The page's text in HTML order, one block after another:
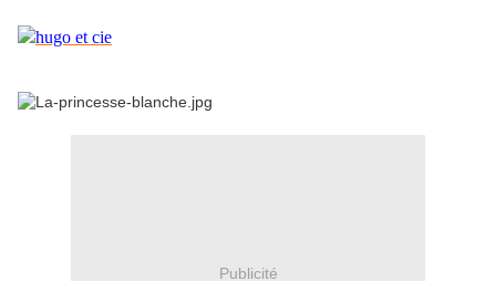
Publicité